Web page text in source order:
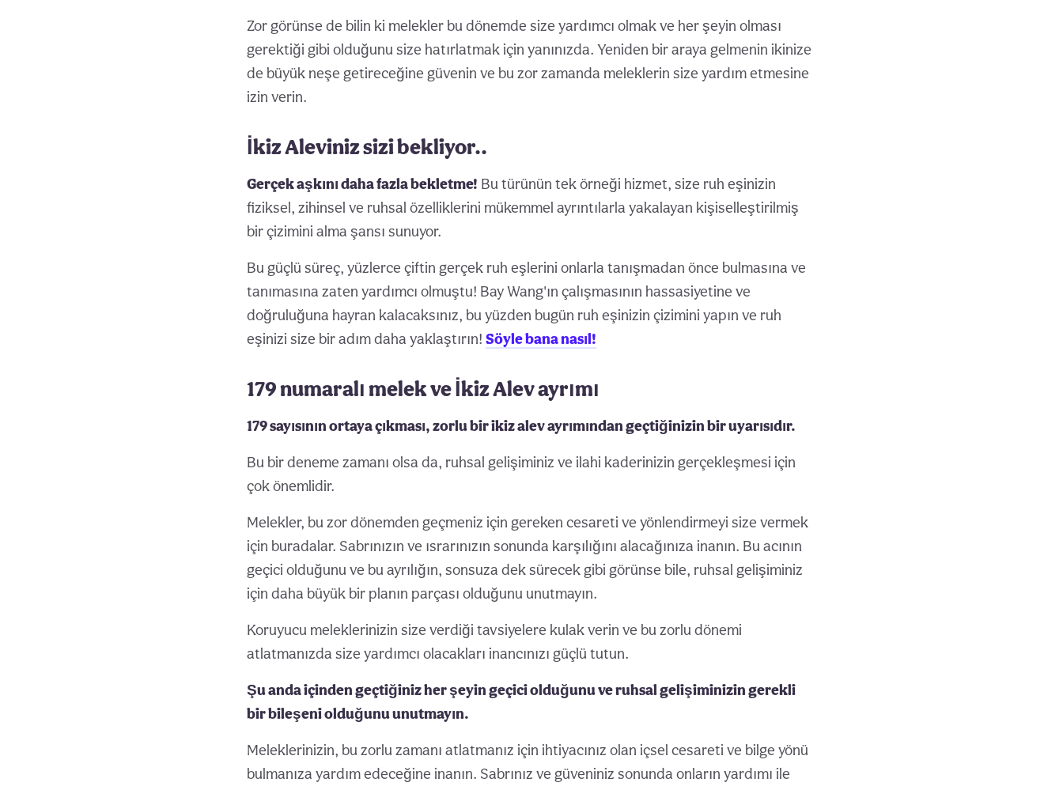
Zor görünse de bilin ki melekler bu dönemde size yardımcı olmak ve her şeyin olması
gerektiği gibi olduğunu size hatırlatmak için yanınızda. Yeniden bir araya gelmenin ikinize
de büyük neşe getireceğine güvenin ve bu zor zamanda meleklerin size yardım etmesine
izin verin.
İkiz Aleviniz sizi bekliyor..
Gerçek aşkını daha fazla bekletme! Bu türünün tek örneği hizmet, size ruh eşinizin
fiziksel, zihinsel ve ruhsal özelliklerini mükemmel ayrıntılarla yakalayan kişiselleştirilmiş
bir çizimini alma şansı sunuyor.
Bu güçlü süreç, yüzlerce çiftin gerçek ruh eşlerini onlarla tanışmadan önce bulmasına ve
tanımasına zaten yardımcı olmuştu! Bay Wang'ın çalışmasının hassasiyetine ve
doğruluğuna hayran kalacaksınız, bu yüzden bugün ruh eşinizin çizimini yapın ve ruh
eşinizi size bir adım daha yaklaştırın! Söyle bana nasıl!
179 numaralı melek ve İkiz Alev ayrımı
179 sayısının ortaya çıkması, zorlu bir ikiz alev ayrımından geçtiğinizin bir uyarısıdır.
Bu bir deneme zamanı olsa da, ruhsal gelişiminiz ve ilahi kaderinizin gerçekleşmesi için
çok önemlidir.
Melekler, bu zor dönemden geçmeniz için gereken cesareti ve yönlendirmeyi size vermek
için buradalar. Sabrınızın ve ısrarınızın sonunda karşılığını alacağınıza inanın. Bu acının
geçici olduğunu ve bu ayrılığın, sonsuza dek sürecek gibi görünse bile, ruhsal gelişiminiz
için daha büyük bir planın parçası olduğunu unutmayın.
Koruyucu meleklerinizin size verdiği tavsiyelere kulak verin ve bu zorlu dönemi
atlatmanızda size yardımcı olacakları inancınızı güçlü tutun.
Şu anda içinden geçtiğiniz her şeyin geçici olduğunu ve ruhsal gelişiminizin gerekli
bir bileşeni olduğunu unutmayın.
Meleklerinizin, bu zorlu zamanı atlatmanız için ihtiyacınız olan içsel cesareti ve bilge yönü
bulmanıza yardım edeceğine inanın. Sabrınız ve güveniniz sonunda onların yardımı ile